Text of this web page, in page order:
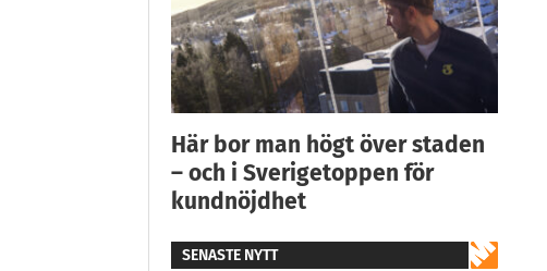
Här bor man högt över staden
– och i Sverigetoppen för
kundnöjdhet
SENASTE NYTT